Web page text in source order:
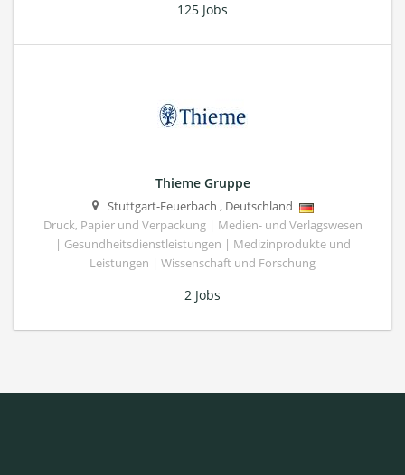
125 Jobs
Thieme Gruppe
Stuttgart-Feuerbach , Deutschland
Druck, Papier und Verpackung | Medien- und Verlagswesen
| Gesundheitsdienstleistungen | Medizinprodukte und
Leistungen | Wissenschaft und Forschung
2 Jobs